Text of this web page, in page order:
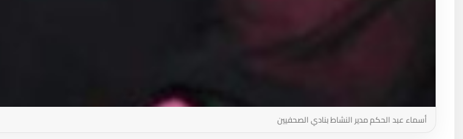
أسماء عبد الحكم مدير النشاط بنادي الصحفيين